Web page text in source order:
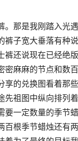
。那是我刚踏入光
裤子宽大垂落有种
裤还说现在已经绝
密麻麻的节点和数
享的兑换图看着那
先祖图中纵向排列
要一定数量的季节
百根季节蜡烛还有